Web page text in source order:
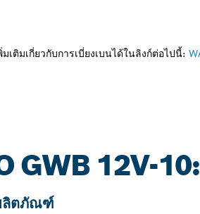
เติมเกี่ยวกับการเบี่ยงเบนได้ในลิงก์ต่อไปนี้:
GWB 12V-
ลิตภัณฑ์